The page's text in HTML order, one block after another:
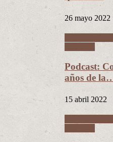
26 mayo 2022
Podcast:
años de
15 abril 2022